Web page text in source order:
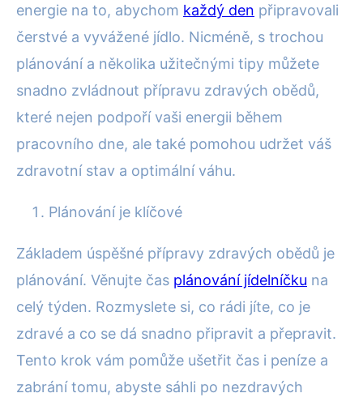
energie na to, abychom každý den připravovali
čerstvé a vyvážené jídlo. Nicméně, s trochou
plánování a několika užitečnými tipy můžete
snadno zvládnout přípravu zdravých obědů,
které nejen podpoří vaši energii během
pracovního dne, ale také pomohou udržet váš
zdravotní stav a optimální váhu.
Plánování je klíčové
Základem úspěšné přípravy zdravých obědů je
plánování. Věnujte čas plánování jídelníčku na
celý týden. Rozmyslete si, co rádi jíte, co je
zdravé a co se dá snadno připravit a přepravit.
Tento krok vám pomůže ušetřit čas i peníze a
zabrání tomu, abyste sáhli po nezdravých